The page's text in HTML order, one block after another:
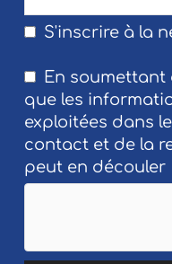
S'inscrire à la
En
que les
exploitées dans
contact et de la
peut en découler